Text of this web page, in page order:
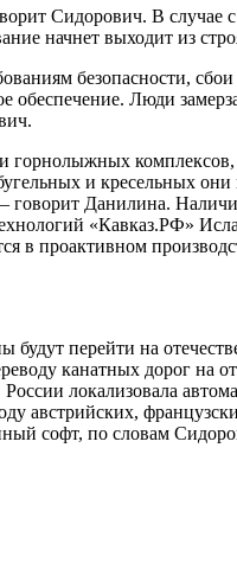
Сидорович. В случае
начнет выходит из
безопасности,
обеспечение. Люди
горнолыжных
и кресельных
Данилина.
«Кавказ.РФ»
проактивном
будут перейти на
канатных дорог на
локализовала
австрийских,
софт, по словам